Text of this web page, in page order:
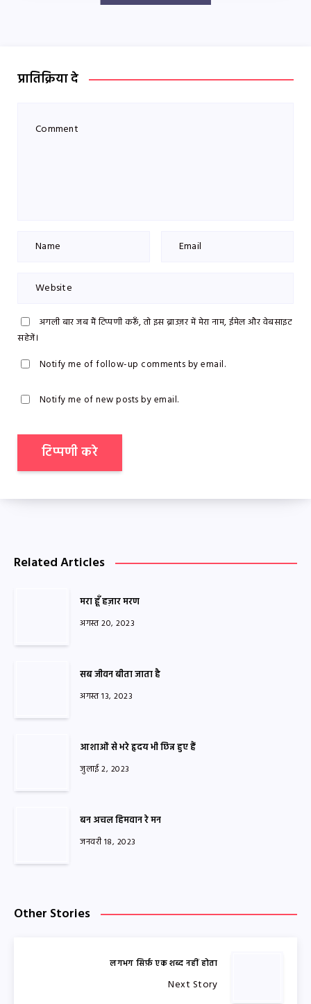
प्रातिक्रिया दे
अगली बार जब मैं टिप्पणी करूँ, तो इस ब्राउज़र में मेरा नाम, ईमेल और वेबसाइट
सहेजें।
Notify me of follow-up comments by email.
Notify me of new posts by email.
Related Articles
मरा हूँ हज़ार मरण
अगस्त 20, 2023
सब जीवन बीता जाता है
अगस्त 13, 2023
आशाओं से भरे हृदय भी छिन्न हुए हैं
जुलाई 2, 2023
बन अचल हिमवान रे मन
जनवरी 18, 2023
Other Stories
लगभग सिर्फ़ एक शब्द नहीं होता
Next Story